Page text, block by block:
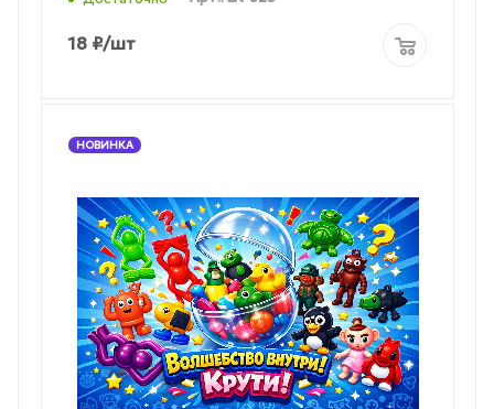
18 ₽/шт
НОВИНКА